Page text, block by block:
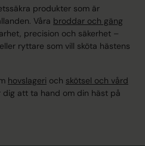
produkter som är
Våra broddar och gäng
precision och säkerhet –
ryttare som vill sköta hästens
hovslageri och skötsel och vård
att ta hand om din häst på